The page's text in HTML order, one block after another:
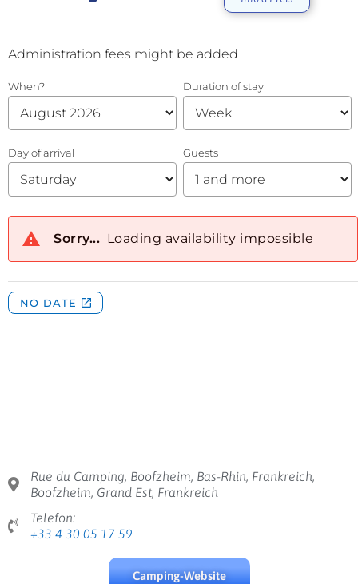
Rue du Camping, Boofzheim, Bas-Rhin, Frankreich,
Boofzheim, Grand Est, Frankreich
Telefon:
+33 4 30 05 17 59
Camping-Website